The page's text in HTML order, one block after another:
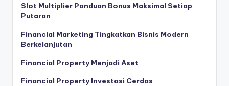
Slot Multiplier Panduan Bonus Maksimal Setiap
Putaran
Financial Marketing Tingkatkan Bisnis Modern
Berkelanjutan
Financial Property Menjadi Aset
Financial Property Investasi Cerdas